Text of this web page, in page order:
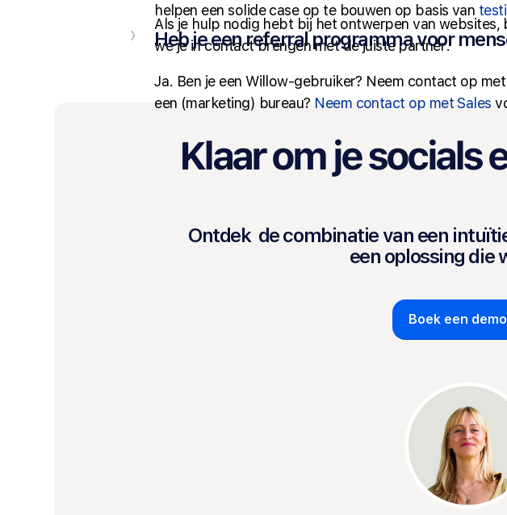
helpen een solide case op te bouwen op basis van
Als je hulp nodig hebt bij het ontwerpen van
we je in contact brengen met de juiste partner.
Heb je een referral programma voor
Ja. Ben je een Willow-gebruiker? Neem contact op
een (marketing) bureau? Neem contact op met Sales
Klaar om je socials
Ontdek de combinatie van een
een oplossing die
Boek een